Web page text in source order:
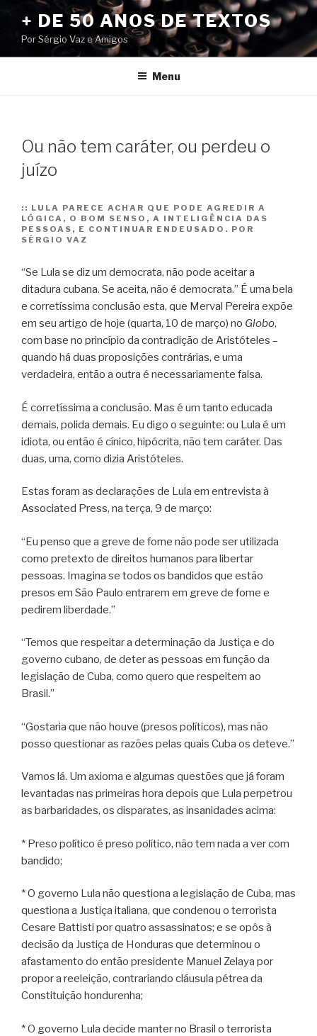
conteúdo
+ DE 50 ANOS DE TEXTOS
Por Sérgio Vaz e Amigos
Menu
Ou não tem caráter, ou perdeu o
juízo
:: LULA PARECE ACHAR QUE PODE AGREDIR A
LÓGICA, O BOM SENSO, A INTELIGÊNCIA DAS
PESSOAS, E CONTINUAR ENDEUSADO. POR
SÉRGIO VAZ
“Se Lula se diz um democrata, não pode aceitar a
ditadura cubana. Se aceita, não é democrata.” É uma bela
e corretíssima conclusão esta, que Merval Pereira expõe
em seu artigo de hoje (quarta, 10 de março) no Globo,
com base no princípio da contradição de Aristóteles –
quando há duas proposições contrárias, e uma
verdadeira, então a outra é necessariamente falsa.
É corretíssima a conclusão. Mas é um tanto educada
demais, polida demais. Eu digo o seguinte: ou Lula é um
idiota, ou então é cínico, hipócrita, não tem caráter. Das
duas, uma, como dizia Aristóteles.
Estas foram as declarações de Lula em entrevista à
Associated Press, na terça, 9 de março:
“Eu penso que a greve de fome não pode ser utilizada
como pretexto de direitos humanos para libertar
pessoas. Imagina se todos os bandidos que estão
presos em São Paulo entrarem em greve de fome e
pedirem liberdade.”
“Temos que respeitar a determinação da Justiça e do
governo cubano, de deter as pessoas em função da
legislação de Cuba, como quero que respeitem ao
Brasil.”
“Gostaria que não houve (presos políticos), mas não
posso questionar as razões pelas quais Cuba os deteve.”
Vamos lá. Um axioma e algumas questões que já foram
levantadas nas primeiras hora depois que Lula perpetrou
as barbaridades, os disparates, as insanidades acima:
* Preso político é preso político, não tem nada a ver com
bandido;
* O governo Lula não questiona a legislação de Cuba, mas
questiona a Justiça italiana, que condenou o terrorista
Cesare Battisti por quatro assassinatos; e se opôs à
decisão da Justiça de Honduras que determinou o
afastamento do então presidente Manuel Zelaya por
propor a reeleição, contrariando cláusula pétrea da
Constituição hondurenha;
* O governo Lula decide manter no Brasil o terrorista